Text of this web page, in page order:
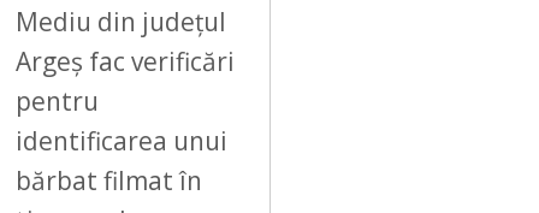
Mediu din județul
Argeș fac verificări
pentru
identificarea unui
bărbat filmat în